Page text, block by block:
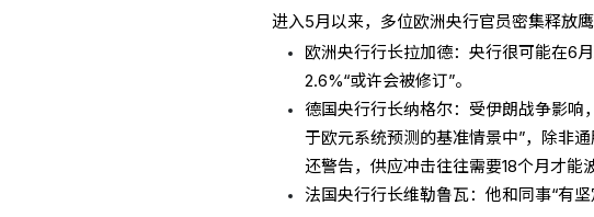
进入5月以来，多位欧洲央行官员密集释放鹰
欧洲央行行长拉加德：央行很可能在6
2.6%“或许会被修订”。
德国央行行长纳格尔：受伊朗战争影响
于欧元系统预测的基准情景中”，除非
还警告，供应冲击往往需要18个月才能
法国央行行长维勒鲁瓦：他和同事“有坚